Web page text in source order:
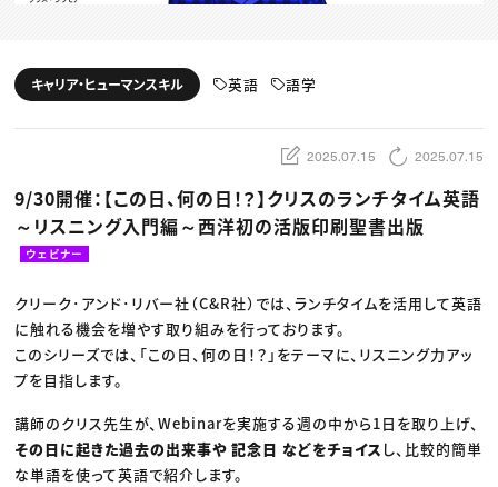
動画配信・映像制作
編集・ライティング
ディレクション
TOP Creator’s コラム トップ
Webクリエイター
ゲームクリエイター
クリエイターインタビュー
C＆R Magazine
セミナー
ニュース・トレンド トップ
Web
映像
ゲーム・エンタメ
広告
CREATIVE VILLAGEからのお知らせ
プロフェッショナル×つながる×メディア
キャリア・ヒューマンスキル 英語 語学
2025.07.15 2025.07.15
9/30開催：【この日、何の日！？】クリスのランチタイム英語
～リスニング入門編～西洋初の活版印刷聖書出版
ウェビナー
クリーク･アンド･リバー社（C&R社）では、ランチタイムを活用して英語
に触れる機会を増やす取り組みを行っております。
このシリーズでは、「この日、何の日！？」をテーマに、リスニング力アッ
プを目指します。
講師のクリス先生が、Webinarを実施する週の中から1日を取り上げ、
その日に起きた過去の出来事や 記念日 などをチョイス し、比較的簡単
な単語を使って英語で紹介します。